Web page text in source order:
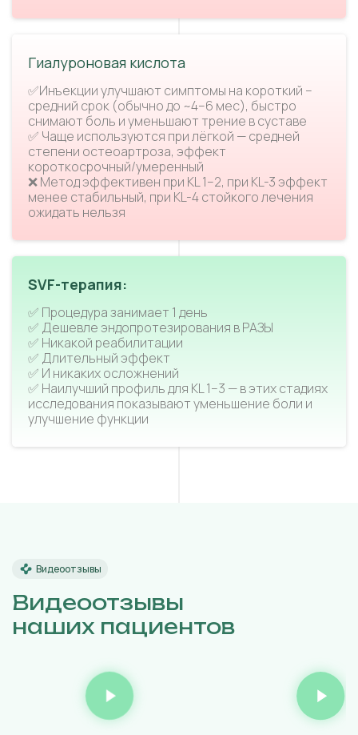
Гиалуроновая кислота
✅Инъекции улучшают симптомы на короткий –
средний срок (обычно до ~4–6 мес), быстро
снимают боль и уменьшают трение в суставе
✅ Чаще используются при лёгкой — средней
степени остеоартроза, эффект
короткосрочный/умеренный
❌ Метод эффективен при KL 1–2, при KL-3 эффект
менее стабильный, при KL-4 стойкого лечения
ожидать нельзя
SVF-терапия:
✅ Процедура занимает 1 день
✅ Дешевле эндопротезирования в РАЗЫ
✅ Никакой реабилитации
✅ Длительный эффект
✅ И никаких осложнений
✅ Наилучший профиль для KL 1–3 — в этих стадиях
исследования показывают уменьшение боли и
улучшение функции
Видеоотзывы
Видеоотзывы
наших пациентов